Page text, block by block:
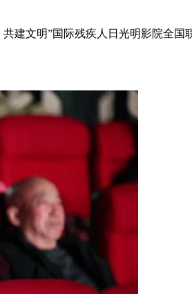
建文明”国际残疾人日光明影院全